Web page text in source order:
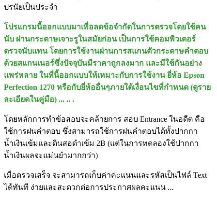
ปรนัยเป็นประจำ
โปรแกรมนี้ออกแบบมาเพื่อลดข้อจำกัดในการตรวจโดยใช้คน
นับ ผ่านกระดาษเจาะรูในสมัยก่อน เป็นการใช้คอมพิวเตอร์
ตรวจนับแทน โดยการใช้งานผ่านการสแกนตัวกระดาษคำตอบ
ด้วยสแกนเนอร์ซึ่งปัจจุบันมีราคาถูกลงมาก และมีใช้กันอย่าง
แพร่หลาย ในที่นี้ออกแบบให้เหมาะกับการใช้งาน ยี่ห้อ Epson
Perfection 1270 หรือกับยี่ห้ออื่นๆภายใต้เงื่อนไขที่กำหนด (ดูราย
ละเอียดในคู่มือ) ... .. .
โดยหลักการทำข้อสอบจะคล้ายการ สอบ Entrance ในอดีต คือ
ใช้การฝนคำตอบ ซึ่งสามารถใช้การฝนคำตอบได้ทั้งปากกา
น้ำเงินเข้มและดินสอดำเข้ม 2B (แต่ในการทดลองใช้ปากกา
น้ำเงินผลจะแม่นยำมากกว่า)
เมื่อตรวจเสร็จ จะสามารถเก็บค่าคะแนนและรหัสเป็นไฟล์ Text
ได้ทันที ง่ายและสะดวกต่อการประกาศผลคะแนน ...